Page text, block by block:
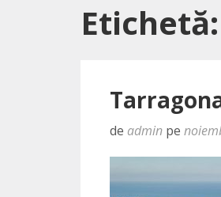
de admin pe